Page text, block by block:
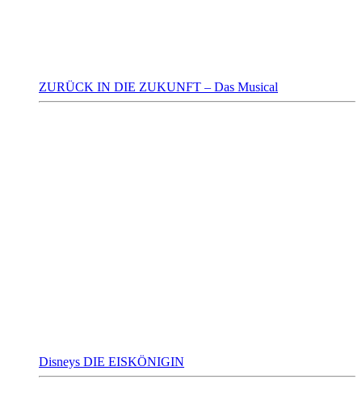
ZURÜCK IN DIE ZUKUNFT – Das Musical
Disneys DIE EISKÖNIGIN